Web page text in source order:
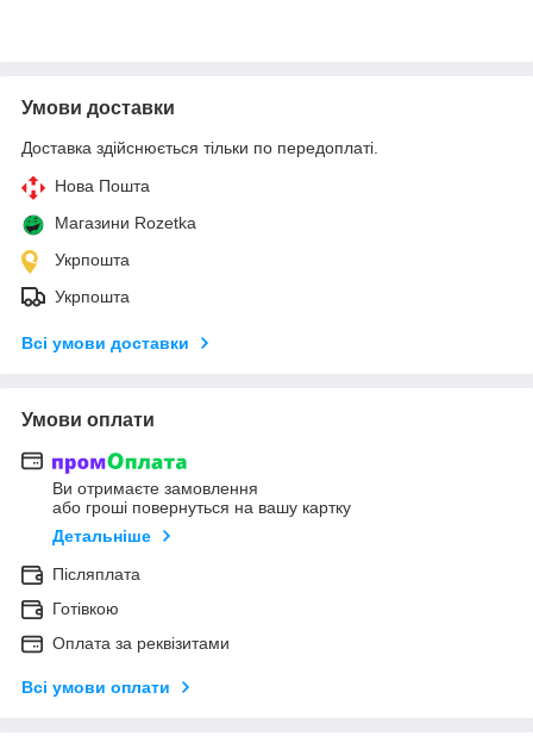
Умови доставки
Доставка здійснюється тільки по передоплаті.
Нова Пошта
Магазини Rozetka
Укрпошта
Укрпошта
Всі умови доставки
Умови оплати
Ви отримаєте замовлення
або гроші повернуться на вашу картку
Детальніше
Післяплата
Готівкою
Оплата за реквізитами
Всі умови оплати